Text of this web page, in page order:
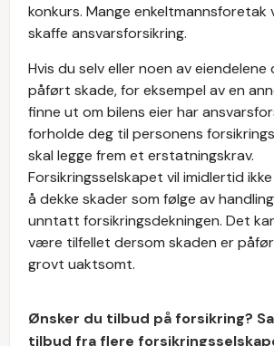
konkurs. Mange enkeltmannsforetak
skaffe ansvarsforsikring.
Hvis du selv eller noen av eiendelene
påført skade, for eksempel av en
finne ut om bilens eier har
forholde deg til personens
skal legge frem et erstatningskrav.
Forsikringsselskapet vil imidlertid
å dekke skader som følge av
unntatt forsikringsdekningen. Det
være tilfellet dersom skaden er
grovt uaktsomt.
Ønsker du tilbud på forsikring?
tilbud fra flere